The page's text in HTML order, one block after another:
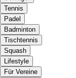
Tennis
Padel
Badminton
Tischtennis
Squash
Lifestyle
Für Vereine